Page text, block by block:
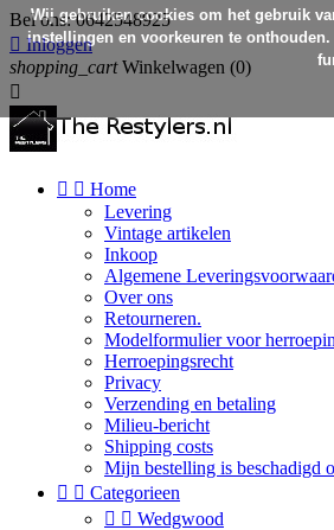
Bel ons:0642548925
 Inloggen
shopping_cart Winkelwagen (0)

  Home
Levering
Vintage artikelen
Inkoop
Algemene
Over ons
Retourneren.
Modelformulier voor
Herroepingsrecht
Privacy
Verzending en betaling
Milieu-bericht
Shipping costs
Mijn bestelling is beschadigd
  Categorieen
  Wedgwood
Wij gebruiken cookies om het gebruik
instellingen en voorkeuren te